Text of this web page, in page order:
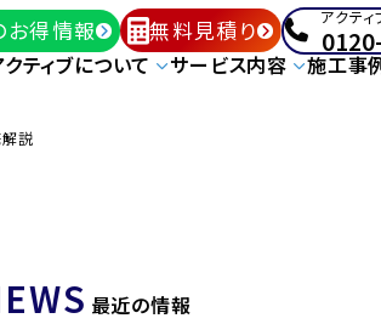
お得情報 無料見積り アクテ
クティブについて サービス内容 施工事
説
最近の情報